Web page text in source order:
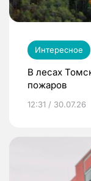
Интересное
В лесах
пожаров
12:31 / 30.07.26